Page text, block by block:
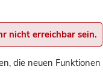
nicht erreichbar sein.
die neuen